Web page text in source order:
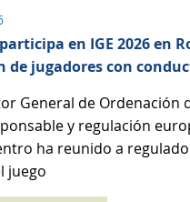
participa en IGE 2026 en
de jugadores con
General de
y regulación
ha reunido a
juego